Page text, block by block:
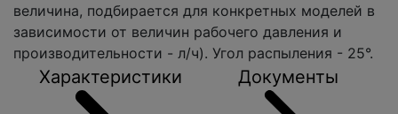
величина, подбирается для конкретных моделей в
зависимости от величин рабочего давления и
производительности - л/ч). Угол распыления - 25°.
Характеристики Документы